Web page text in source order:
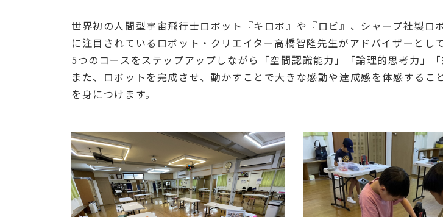
世界初の人間型宇宙飛行士ロボット『キロボ』や『ロビ』、シャープ社製
に注目されているロボット・クリエイター高橋智隆先生がアドバイザーとし
5つのコースをステップアップしながら「空間認識能力」「論理的思考力」「
また、ロボットを完成させ、動かすことで大きな感動や達成感を体感する
を身につけます。